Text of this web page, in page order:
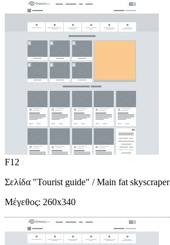
F12
Σελίδα "Tourist guide" / Main fat skyscraper
Μέγεθος: 260x340